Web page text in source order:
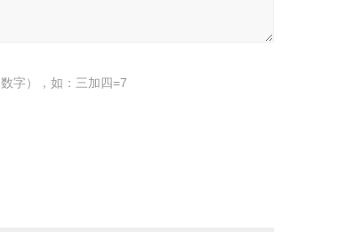
字），如：三加四=7